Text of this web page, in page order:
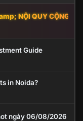
NỘI QUY CỘNG
Guide
in Noida?
ngày 06/08/2026